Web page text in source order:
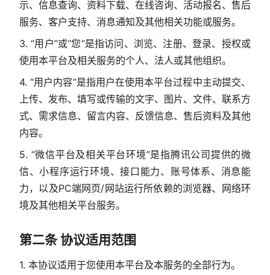
示、信息查询、资料下载、在线咨询、活动报名、售后
服务、客户支持、消息通知及其他相关功能或服务。
3. “用户”或“您”是指访问、浏览、注册、登录、授权或
使用本平台及相关服务的个人、法人或其他组织。
4. “用户内容”是指用户在使用本平台过程中主动提交、
上传、发布、填写或传输的文字、图片、文件、联系方
式、需求信息、留言内容、反馈信息、售后资料及其他
内容。
5. “微信平台及相关平台环境”是指腾讯公司提供的微
信、小程序运行环境、接口能力、账号体系、消息能
力，以及PC端网页/网站运行所依赖的浏览器、网络环
境及其他相关平台服务。
第二条 协议适用范围
1. 本协议适用于您使用本平台及本服务的全部行为。